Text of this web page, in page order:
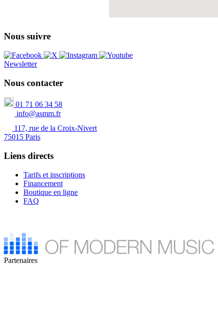
Nous suivre
Newsletter
Nous contacter
01 71 06 34 58
info@asmm.fr
117, rue de la Croix-Nivert
75015 Paris
Liens directs
Tarifs et inscriptions
Financement
Boutique en ligne
FAQ
Partenaires